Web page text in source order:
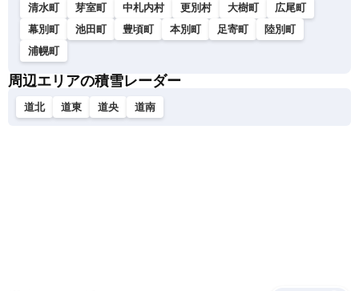
清水町
芽室町 中札内村 更別村 大樹町
広尾町
幕別町
池田町 豊頃町 本別町 足寄町
陸別町
浦幌町
周辺エリアの積雪レーダー
道北 道東 道央 道南